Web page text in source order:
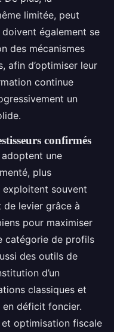
limitée, peut
également se
des mécanismes
afin d’optimiser leur
continue
un
confirmés
une
plus
exploitent souvent
de levier grâce à
pour maximiser
catégorie de profils
des outils de
d’un
classiques et
en déficit foncier.
et optimisation fiscale